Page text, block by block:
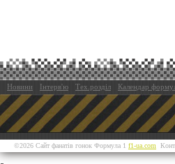
Новини Інтерв'ю Тех.розділ Календар
©2026 Сайт фанатів гонок Формула 1 f1-ua.com